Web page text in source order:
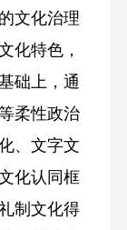
文化治理
化特色，
础上，通
柔性政治
、文字文
化认同框
制文化得